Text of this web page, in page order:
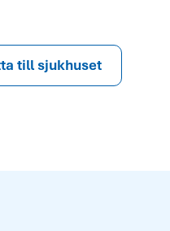
till sjukhuset